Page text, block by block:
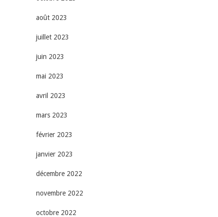
août 2023
juillet 2023
juin 2023
mai 2023
avril 2023
mars 2023
février 2023
janvier 2023
décembre 2022
novembre 2022
octobre 2022